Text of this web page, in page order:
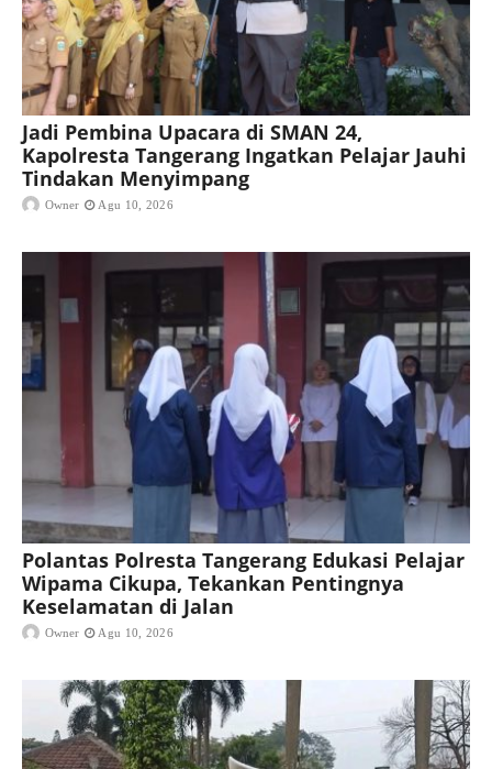
Jadi Pembina Upacara di SMAN 24,
Kapolresta Tangerang Ingatkan Pelajar Jauhi
Tindakan Menyimpang
Owner Agu 10, 2026
Polantas Polresta Tangerang Edukasi Pelajar
Wipama Cikupa, Tekankan Pentingnya
Keselamatan di Jalan
Owner Agu 10, 2026